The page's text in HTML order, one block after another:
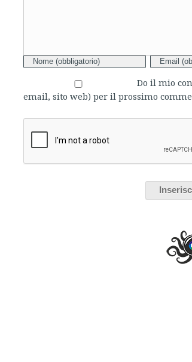
Do il mio
email, sito web) per il prossimo